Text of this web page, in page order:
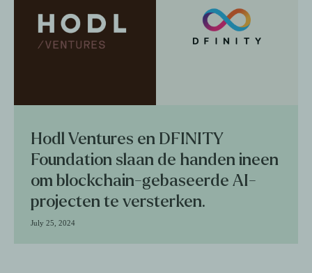
Hodl Ventures en DFINITY
Foundation slaan de handen ineen
om blockchain-gebaseerde AI-
projecten te versterken.
July 25, 2024